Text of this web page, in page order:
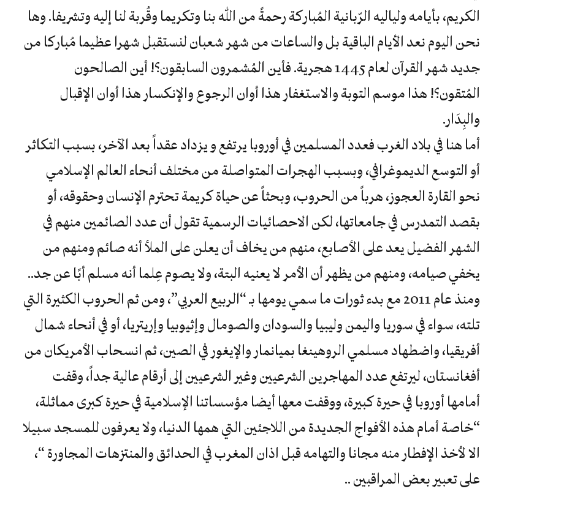
الكريم، بأيامه ولياليه الرّبانية المُباركة رحمةً من الله بنا وتكريما وقُربة لنا إليه وتشريفا. وها
نحن اليوم نعد الأيام الباقية بل والساعات من شهر شعبان لنستقبل شهرا عظيما مُباركا من
جديد شهر القرآن لعام 1445 هجرية. فأين المُشمرون السابقون؟! أين الصالحون
المُتقون؟! هذا موسم التوبة والاستغفار هذا أوان الرجوع والإنكسار هذا أوان الإقبال
والبِدَار.
أما هنا في بلاد الغرب فعدد المسلمين في أوروبا يرتفع و يزداد عقداً بعد الآخر، بسبب التكاثر
أو التوسع الديموغرافي، وبسبب الهجرات المتواصلة من مختلف أنحاء العالم الإسلامي
نحو القارة العجوز، هرباً من الحروب، وبحثاً عن حياة كريمة تحترم الإنسان وحقوقه، أو
بقصد التمدرس في جامعاتها، لكن الاحصائيات الرسمية تقول أن عدد الصائمين منهم في
الشهر الفضيل يعد على الأصابع، منهم من يخاف أن يعلن على الملأ أنه صائم ومنهم من
يخفي صيامه، ومنهم من يظهر أن الأمر لا يعنيه البتة، ولا يصوم عِلما أنه مسلم أبًا عن جد..
ومنذ عام 2011 مع بدء ثورات ما سمي يومها بـ “الربيع العربي”، ومن ثم الحروب الكثيرة التي
تلته، سواء في سوريا واليمن وليبيا والسودان والصومال وإثيوبيا وإريتريا، أو في أنحاء شمال
أفريقيا، واضطهاد مسلمي الروهينغا بميانمار والإيغور في الصين، ثم انسحاب الأمريكان من
أفغانستان، ليرتفع عدد المهاجرين الشرعيين وغير الشرعيين إلى أرقام عالية جداً، وقفت
أمامها أوروبا في حيرة كبيرة، ووقفت معها أيضا مؤسساتنا الإسلامية في حيرة كبرى مماثلة،
“خاصة أمام هذه الأفواج الجديدة من اللاجئين التي همها الدنيا، ولا يعرفون للمسجد سبيلا
الا لأخذ الإفطار منه مجانا والتهامه قبل اذان المغرب في الحدائق والمنتزهات المجاورة “،
على تعبير بعض المراقبين ..